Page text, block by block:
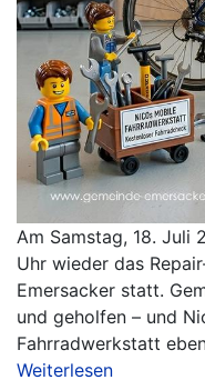
Am Samstag, 18. Juli
Uhr wieder das
Emersacker statt.
und geholfen – und
Fahrradwerkstatt
Weiterlesen